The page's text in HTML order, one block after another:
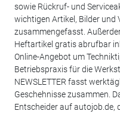
sowie Rückruf- und
wichtigen Artikel, Bilder und
zusammengefasst.
Heftartikel gratis abrufbar
Online-Angebot um
Betriebspraxis für die
NEWSLETTER fasst
Geschehnisse zusammen.
Entscheider auf autojob.de,